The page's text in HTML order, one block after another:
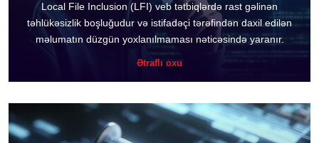
Local File Inclusion (LFI) veb tətbiqlərdə rast gəlinən
təhlükəsizlik boşluğudur və istifadəçi tərəfindən daxil edilən
məlumatın düzgün yoxlanılmaması nəticəsində yaranır.
Ətraflı oxu